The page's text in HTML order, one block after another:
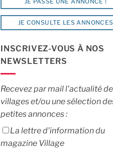
JE CONSULTE LES ANNONCES
INSCRIVEZ-VOUS À NOS
NEWSLETTERS
Recevez par mail l'actualité
villages et/ou une sélection
petites annonces :
La lettre d'information du
magazine Village